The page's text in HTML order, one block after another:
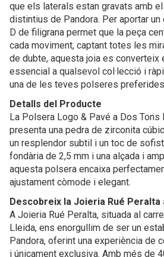
que els laterals estan gravats amb
distintius de Pandora. Per aportar un
D de filigrana permet que la peça
cada moviment, captant totes les
de dubte, aquesta joia es converteix
essencial a qualsevol col·lecció i
una de les teves polseres
Detalls del Producte
La Polsera Logo & Pavé a Dos Tons
presenta una pedra de zirconita
un resplendor subtil i un toc de
fondària de 2,5 mm i una alçada i
aquesta polsera encaixa
ajustament còmode i elegant.
Descobreix la Joieria Rué Peralta
A Joieria Rué Peralta, situada al
Lleida, ens enorgullim de ser un
Pandora, oferint una experiència de
i únicament exclusiva. Amb més de